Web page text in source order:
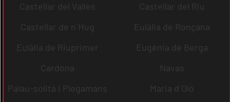
Castellar del Vallès
Castellar del Riu
Castellar de n´Hug
Eulàlia de Ronçana
Eulàlia de Riuprimer
Eugènia de Berga
Cardona
Navas
Palau-solità i Plegamans
Maria d´Oló